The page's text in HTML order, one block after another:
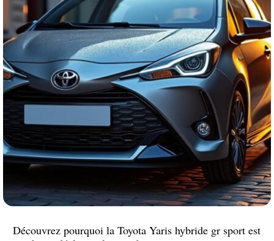
Découvrez pourquoi la Toyota Yaris hybride gr sport est